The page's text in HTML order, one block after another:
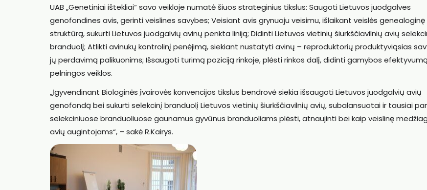
UAB „Genetiniai ištekliai“ savo veikloje numatė šiuos strateginius tikslus: Saugoti Lietuvos juodgalves
genofondines avis, gerinti veislines savybes; Veisiant avis grynuoju veisimu, išlaikant veislės genealoginę
struktūrą, sukurti Lietuvos juodgalvių avinų penkta liniją; Didinti Lietuvos vietinių šiurkščiavilnių avių
branduolį; Atlikti avinukų kontrolinį penėjimą, siekiant nustatyti avinų – reproduktorių produktyviąsias
jų perdavimą palikuonims; Išsaugoti turimą poziciją rinkoje, plėsti rinkos dalį, didinti gamybos
pelningos veiklos.
„Įgyvendinant Biologinės įvairovės konvencijos tikslus bendrovė siekia išsaugoti Lietuvos juodgalvių avių
genofondą bei sukurti selekcinį branduolį Lietuvos vietinių šiurkščiavilnių avių, subalansuotai ir tausiai
selekciniuose branduoliuose gaunamus gyvūnus branduoliams plėsti, atnaujinti bei kaip veislinę
avių augintojams“, – sakė R.Kairys.